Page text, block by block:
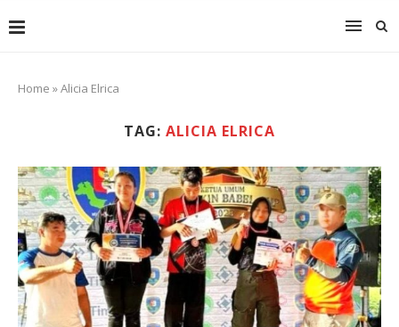
Home »Alicia Elrica
TAG: ALICIA ELRICA